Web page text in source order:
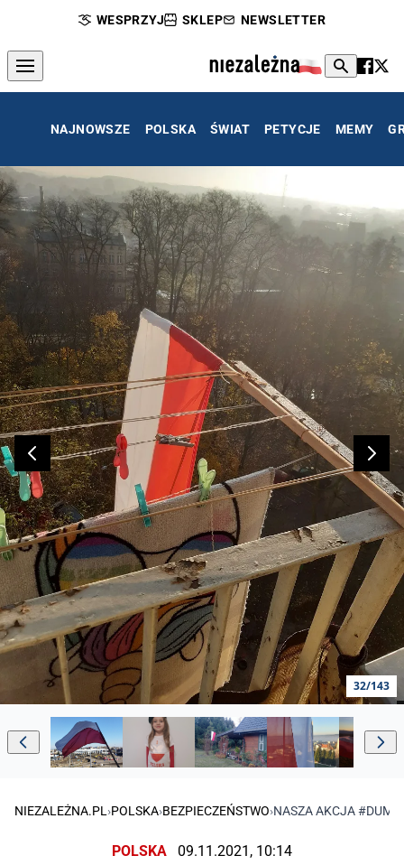
WESPRZYJ SKLEP NEWSLETTER
NAJNOWSZE POLSKA ŚWIAT PETYCJE MEMY
32/143
NIEZALEŻNA.PL›POLSKA›BEZPIECZEŃSTWO›NASZA AKCJA
POLSKA 09.11.2021, 10:14